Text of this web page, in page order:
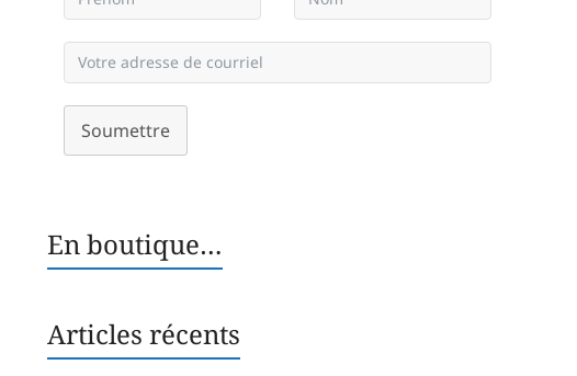
Soumettre
En boutique…
Articles récents